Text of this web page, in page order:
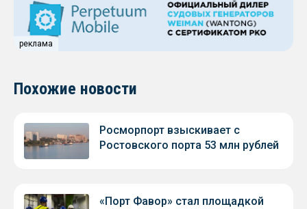
реклама
Похожие новости
Росморпорт взыскивает с
Ростовского порта 53 млн рублей
«Порт Фавор» стал площадкой